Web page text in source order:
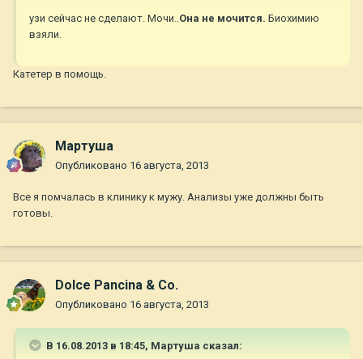
узи сейчас не сделают. Мочи..Она не мочится. Биохимию
взяли.
Катетер в помощь.
Мартуша
Опубликовано 16 августа, 2013
Все я помчалась в клинику к мужу. Анализы уже должны быть
готовы.
Dolce Pancina & Co.
Опубликовано 16 августа, 2013
В 16.08.2013 в 18:45, Мартуша сказал: